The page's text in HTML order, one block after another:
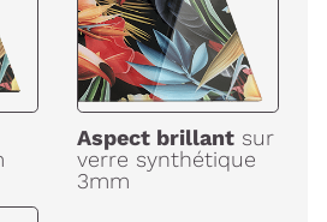
Aspect brillant sur
verre synthétique
3mm